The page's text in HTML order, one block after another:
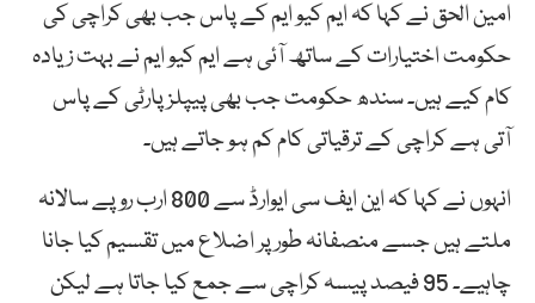
امین الحق نے کہا کہ ایم کیو ایم کے پاس جب بھی کراچی کی
حکومت اختیارات کے ساتھ آئی ہے ایم کیو ایم نے بہت زیادہ
کام کیے ہیں۔ سندھ حکومت جب بھی پیپلز پارٹی کے پاس
آتی ہے کراچی کے ترقیاتی کام کم ہو جاتے ہیں۔
انہوں نے کہا کہ این ایف سی ایوارڈ سے 800 ارب روپے سالانہ
ملتے ہیں جسے منصفانہ طور پر اضلاع میں تقسیم کیا جانا
چاہیے۔ 95 فیصد پیسہ کراچی سے جمع کیا جاتا ہے لیکن